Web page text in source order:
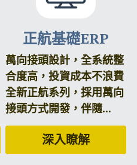
正航基礎ERP
萬向接頭設計，全系統整
合度高，投資成本不浪費
全新正航系列，採用萬向
接頭方式開發，伴隨...
深入瞭解